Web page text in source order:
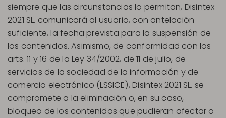
siempre que las circunstancias lo permitan, Disintex
2021 SL. comunicará al usuario, con antelación
suficiente, la fecha prevista para la suspensión de
los contenidos. Asimismo, de conformidad con los
arts. 11 y 16 de la Ley 34/2002, de 11 de julio, de
servicios de la sociedad de la información y de
comercio electrónico (LSSICE), Disintex 2021 SL. se
compromete a la eliminación o, en su caso,
bloqueo de los contenidos que pudieran afectar o